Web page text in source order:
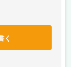
く